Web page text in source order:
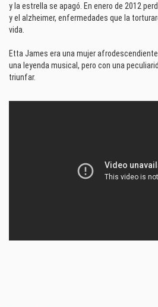
y la estrella se apagó. En enero de 2012
y el alzheimer, enfermedades que la
vida.
Etta James era una mujer
una leyenda musical, pero con una
triunfar.